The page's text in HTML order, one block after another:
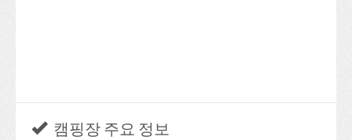
캠핑장 주요 정보